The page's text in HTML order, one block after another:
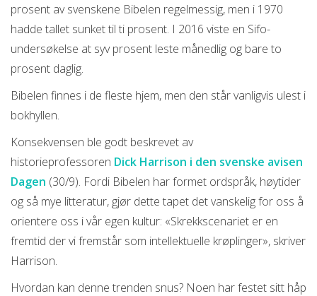
prosent av svenskene Bibelen regelmessig, men i 1970
hadde tallet sunket til ti prosent. I 2016 viste en Sifo-
undersøkelse at syv prosent leste månedlig og bare to
prosent daglig.
Bibelen finnes i de fleste hjem, men den står vanligvis ulest i
bokhyllen.
Konsekvensen ble godt beskrevet av
historieprofessoren Dick Harrison i den svenske avisen
Dagen (30/9). Fordi Bibelen har formet ordspråk, høytider
og så mye litteratur, gjør dette tapet det vanskelig for oss å
orientere oss i vår egen kultur: «Skrekkscenariet er en
fremtid der vi fremstår som intellektuelle krøplinger», skriver
Harrison.
Hvordan kan denne trenden snus? Noen har festet sitt håp